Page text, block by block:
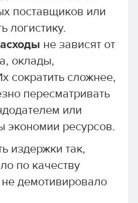
поставщиков или
логистику.
не зависят от
оклады,
сократить сложнее,
пересматривать
или
экономии ресурсов.
издержки так,
по качеству
демотивировало